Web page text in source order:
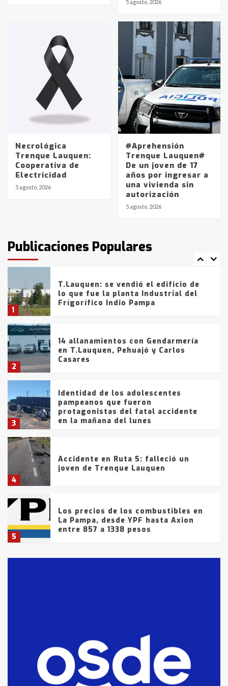
5 agosto, 2026
Necrológica
Trenque Lauquen:
Cooperativa de
Electricidad
5 agosto, 2026
#Aprehensión
Trenque Lauquen#
De un joven de 17
años por ingresar a
una vivienda sin
autorización
5 agosto, 2026
Publicaciones Populares
pampeanos que fueron
en la mañana del lunes
Accidente en Ruta 5: falleció un
joven de Trenque Lauquen
Los precios de los combustibles en
La Pampa, desde YPF hasta Axion
entre 857 a 1338 pesos
La Bolsa de Cereales de Bahía
Blanca anticipa que Agosto vendrá
con lluvias y heladas, en gran parte
fueron detenidos por
comercialización de drogas en la
tarde del sábado
1
T.Lauquen: se vendió el edificio de
lo que fue la planta Industrial del
Frígorífico Indio Pampa
2
14 allanamientos con Gendarmería
en T.Lauquen, Pehuajó y Carlos
Casares
3
Identidad de los adolescentes
pampeanos que fueron
protagonistas del fatal accidente
en la mañana del lunes
4
Accidente en Ruta 5: falleció un
joven de Trenque Lauquen
5
Los precios de los combustibles en
La Pampa, desde YPF hasta Axion
entre 857 a 1338 pesos
fueron detenidos por
comercialización de drogas en la
tarde del sábado
T.Lauquen: se vendió el edificio de